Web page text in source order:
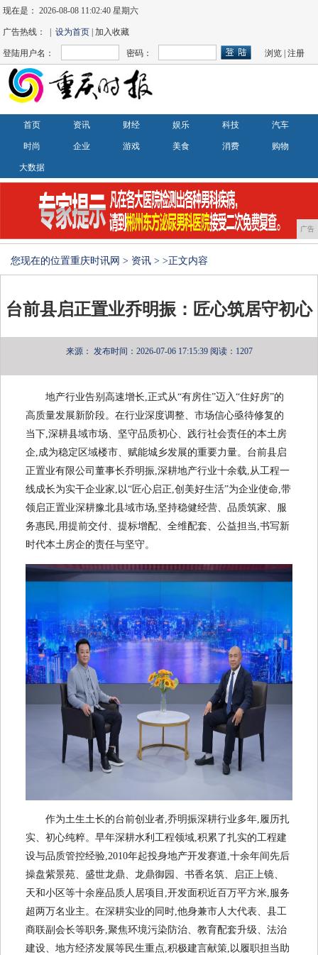
现在是：2026-08-08 11:02:41 星期六
广告热线： |设为首页 | 加入收藏
登陆用户名： 密码： 浏览 |注册
首页 资讯 财经 娱乐 科技 汽车
时尚 企业 游戏 美食 消费 购物
大数据
广告
您现在的位置重庆时讯网 > 资讯 > >正文内容
台前县启正置业乔明振：匠心筑居守初心
来源： 发布时间：2026-07-06 17:15:39 阅读：1207
地产行业告别高速增长,正式从“有房住”迈入“住好房”的
高质量发展新阶段。在行业深度调整、市场信心亟待修复的
当下,深耕县域市场、坚守品质初心、践行社会责任的本土房
企,成为稳定区域楼市、赋能城乡发展的重要力量。台前县启
正置业有限公司董事长乔明振,深耕地产行业十余载,从工程一
线成长为实干企业家,以“匠心启正,创美好生活”为企业使命,带
领启正置业深耕豫北县域市场,坚持稳健经营、品质筑家、服
务惠民,用提前交付、提标增配、全维配套、公益担当,书写新
时代本土房企的责任与坚守。
作为土生土长的台前创业者,乔明振深耕行业多年,履历扎
实、初心纯粹。早年深耕水利工程领域,积累了扎实的工程建
设与品质管控经验,2010年起投身地产开发赛道,十余年间先后
操盘紫景苑、盛世龙鼎、龙鼎御园、书香名筑、启正上镜、
天和小区等十余座品质人居项目,开发面积近百万平方米,服务
超两万名业主。在深耕实业的同时,他身兼市人大代表、县工
商联副会长等职务,聚焦环境污染防治、教育配套升级、法治
建设、地方经济发展等民生重点,积极建言献策,以履职担当助